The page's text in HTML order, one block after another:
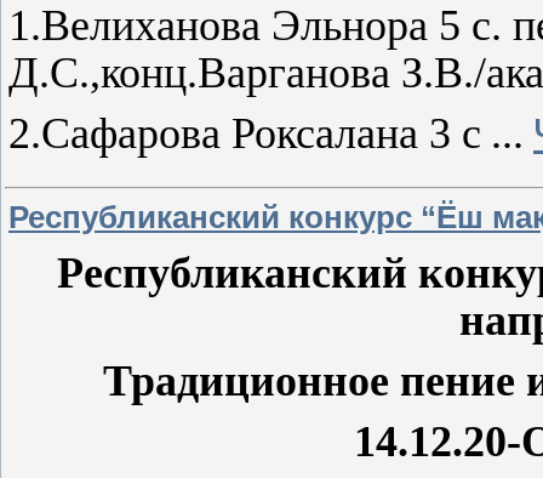
1.Велиханова Эльнора 5 с.
Д.С.,конц.Варганова З.В./
2.Сафарова Роксалана 3 с ...
Республиканский конкурс “Ёш
Республиканский
Традиционное пение
14.12.20-